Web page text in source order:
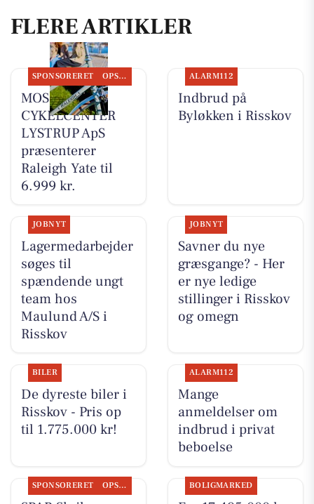
FLERE ARTIKLER
SPONSORERET OPSLAGSTAVLEN
MOSQUITO
CYKELCENTER
LYSTRUP ApS
præsenterer
Raleigh Yate til
6.999 kr.
ALARM112
Indbrud på
Byløkken i Risskov
JOBNYT
Lagermedarbejder
søges til
spændende ungt
team hos
Maulund A/S i
Risskov
JOBNYT
Savner du nye
græsgange? - Her
er nye ledige
stillinger i Risskov
og omegn
BILER
De dyreste biler i
Risskov - Pris op
til 1.775.000 kr!
ALARM112
Mange
anmeldelser om
indbrud i privat
beboelse
SPONSORERET OPSLAGSTAVLEN BOLIGMARKED